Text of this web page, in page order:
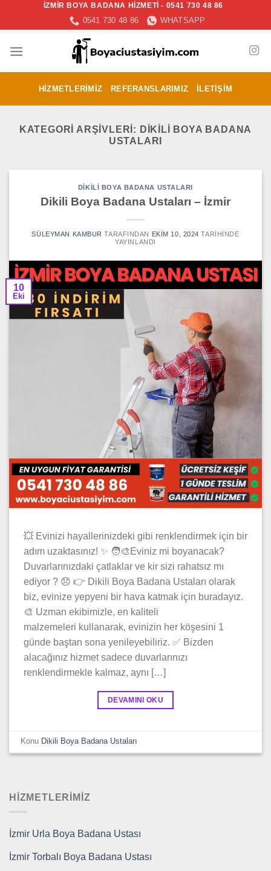
İZMİR BOYA BADANA HİZMETİ - 0541 730 48 86
0541 730 48 86 WHATSAPP
HIZMETLERIMIZ REFERANSLARIMIZ İLETIŞIM
KATEGORI ARŞIVLERI: DIKILI BOYA BADANA
USTALARI
DIKILI BOYA BADANA USTALARI
Dikili Boya Badana Ustaları – İzmir
SÜLEYMAN KAMBUR TARAFINDAN EKIM 10, 2024 TARIHINDE
YAYINLANDI
10
Eki
💥 Evinizi hayallerinizdeki gibi renklendirmek için bir
adım uzaktasınız! ✨ 🧑‍🎨Eviniz mi boyanacak?
Duvarlarınızdaki çatlaklar ve kir sizi rahatsız mı
ediyor ? 😞 👉 Dikili Boya Badana Ustaları olarak
biz, evinize yepyeni bir hava katmak için buradayız.
🎨 Uzman ekibimizle, en kaliteli
malzemeleri kullanarak, evinizin her köşesini 1
günde baştan sona yenileyebiliriz. ✅ Bizden
alacağınız hizmet sadece duvarlarınızı
renklendirmekle kalmaz, aynı […]
DEVAMINI OKU
Konu Dikili Boya Badana Ustaları
HİZMETLERİMİZ
İzmir Urla Boya Badana Ustası
İzmir Torbalı Boya Badana Ustası